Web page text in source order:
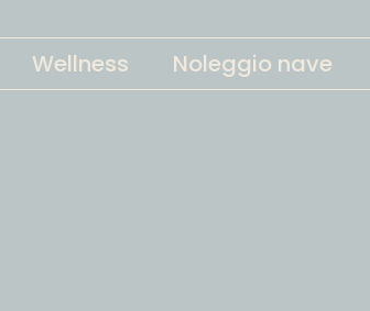
Wellness Noleggio nave